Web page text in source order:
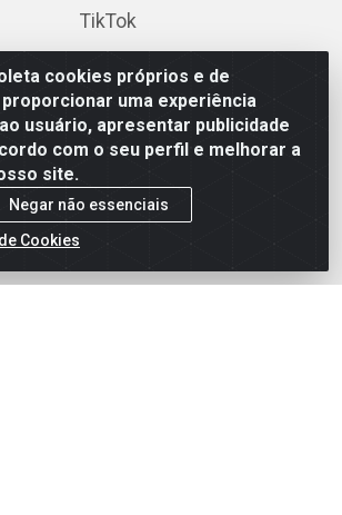
cookies próprios e de
uma experiência
usuário, apresentar publicidade
com o seu perfil e melhorar a
site.
Negar não essenciais
Cookies
TikTok
já nosso APP
Site Seguro